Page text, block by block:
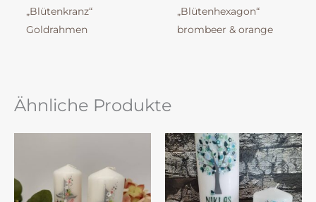
„Blütenkranz“
Goldrahmen
„Blütenhexagon“
brombeer & orange
Ähnliche Produkte